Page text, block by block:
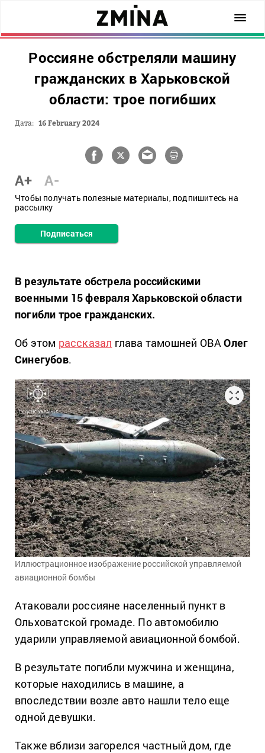
Россияне обстреляли машину
гражданских в Харьковской
области: трое погибших
Дата: 16 February 2024
A+ A-
Чтобы получать полезные материалы, подпишитесь на
рассылку
Подписаться
В результате обстрела российскими
военными 15 февраля Харьковской области
погибли трое гражданских.
Об этом рассказал глава тамошней ОВАОлег
Синегубов.
Иллюстрационное изображение российской управляемой
авиационной бомбы
Атаковали россияне населенный пункт в
Ольховатской громаде. По автомобилю
ударили управляемой авиационной бомбой.
В результате погибли мужчина и женщина,
которые находились в машине, а
впоследствии возле авто нашли тело еще
одной девушки.
Также вблизи загорелся частный дом, где